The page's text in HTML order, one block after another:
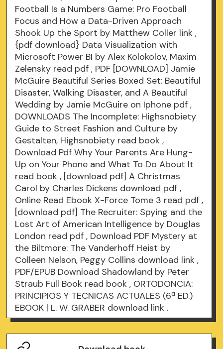
Football Is a Numbers Game: Pro Football
Focus and How a Data-Driven Approach
Shook Up the Sport by Matthew Coller link ,
{pdf download} Data Visualization with
Microsoft Power BI by Alex Kolokolov, Maxim
Zelensky read pdf , PDF [DOWNLOAD] Jamie
McGuire Beautiful Series Boxed Set: Beautiful
Disaster, Walking Disaster, and A Beautiful
Wedding by Jamie McGuire on Iphone pdf ,
DOWNLOADS The Incomplete: Highsnobiety
Guide to Street Fashion and Culture by
Gestalten, Highsnobiety read book ,
Download Pdf Why Your Parents Are Hung-
Up on Your Phone and What To Do About It
read book , [download pdf] A Christmas
Carol by Charles Dickens download pdf ,
Online Read Ebook X-Force Tome 3 read pdf ,
[download pdf] The Recruiter: Spying and the
Lost Art of American Intelligence by Douglas
London read pdf , Download PDF Mystery at
the Biltmore: The Vanderhoff Heist by
Colleen Nelson, Peggy Collins download link ,
PDF/EPUB Download Shadowland by Peter
Straub Full Book read book , ORTODONCIA:
PRINCIPIOS Y TECNICAS ACTUALES (6ª ED.)
EBOOK | L. W. GRABER download link .